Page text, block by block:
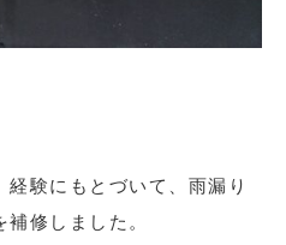
験にもとづいて、雨漏り
修しました。